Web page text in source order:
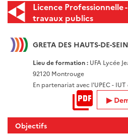
Licence Professionnelle
travaux publics
GRETA DES HAUTS-DE-
Lieu de formation : UFA Lycée
92120 Montrouge
En partenariat avec l'UPEC -
Objectifs